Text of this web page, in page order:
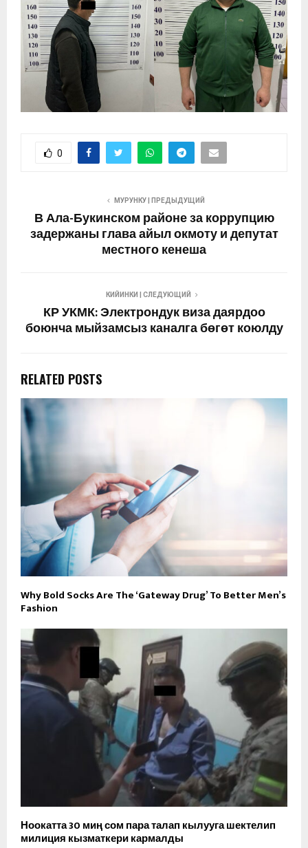
0
МУРУНКУ | ПРЕДЫДУЩИЙ
В Ала-Букинском районе за коррупцию
задержаны глава айыл окмоту и депутат
местного кенеша
КИЙИНКИ | СЛЕДУЮЩИЙ
КР УКМК: Электрондук виза даярдоо
боюнча мыйзамсыз каналга бөгөт коюлду
RELATED POSTS
Why Bold Socks Are The ‘Gateway Drug’ To Better Men’s
Fashion
Ноокатта 30 миң сом пара талап кылууга шектелип
милиция кызматкери кармалды